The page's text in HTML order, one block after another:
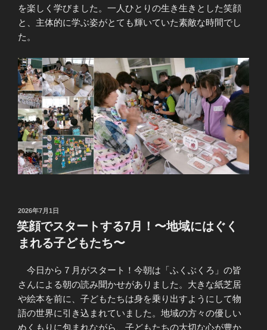
を楽しく学びました。一人ひとりの生き生きとした笑顔
と、主体的に学ぶ姿がとても輝いていた素敵な時間でし
た。
投
稿
日:
2026年7月1日
笑顔でスタートする7月！〜地域にはぐく
まれる子どもたち〜
今日から７月がスタート！今朝は「ふくぶくろ」の皆
さんによる朝の読み聞かせがありました。大きな紙芝居
や絵本を前に、子どもたちは身を乗り出すようにして物
語の世界に引き込まれていました。地域の方々の優しい
ぬくもりに包まれながら、子どもたちの大切な心が豊か